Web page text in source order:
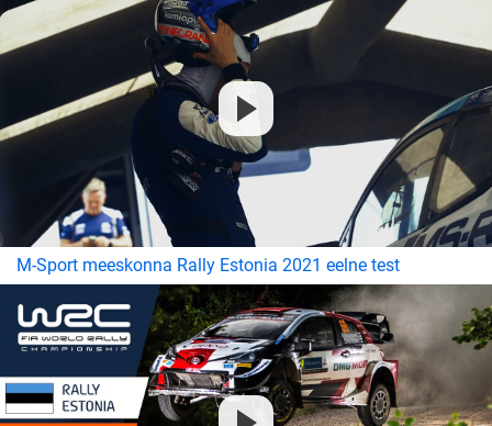
M-Sport meeskonna Rally Estonia 2021 eelne test